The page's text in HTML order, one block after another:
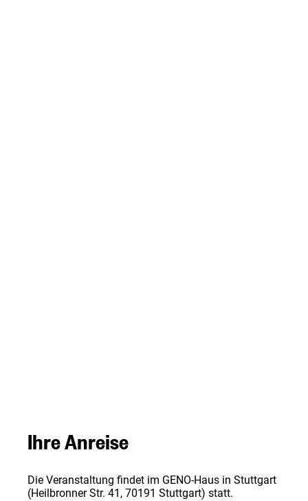
Ihre Anreise
Die Veranstaltung findet im GENO-Haus in Stuttgart
(Heilbronner Str. 41, 70191 Stuttgart) statt.